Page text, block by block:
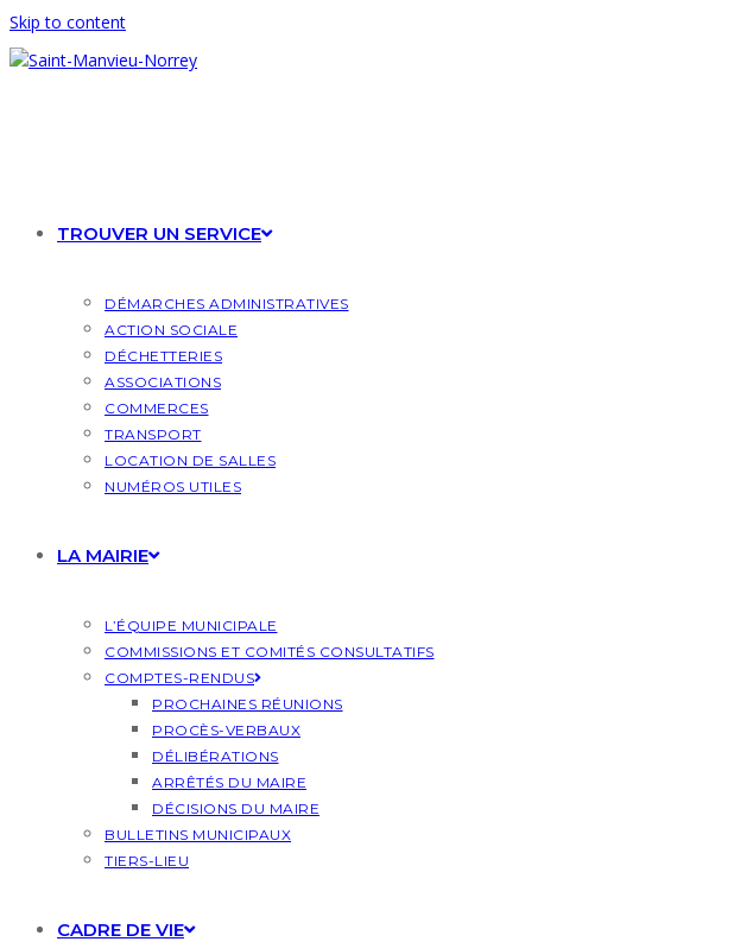
Skip to content
TROUVER UN SERVICE
DÉMARCHES ADMINISTRATIVES
ACTION SOCIALE
DÉCHETTERIES
ASSOCIATIONS
COMMERCES
TRANSPORT
LOCATION DE SALLES
NUMÉROS UTILES
LA MAIRIE
L’ÉQUIPE MUNICIPALE
COMMISSIONS ET COMITÉS CONSULTATIFS
COMPTES-RENDUS
PROCHAINES RÉUNIONS
PROCÈS-VERBAUX
DÉLIBÉRATIONS
ARRÊTÉS DU MAIRE
DÉCISIONS DU MAIRE
BULLETINS MUNICIPAUX
TIERS-LIEU
CADRE DE VIE